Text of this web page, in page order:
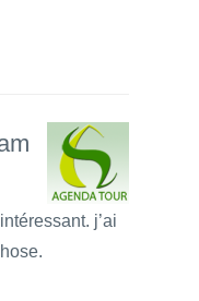
j’ai